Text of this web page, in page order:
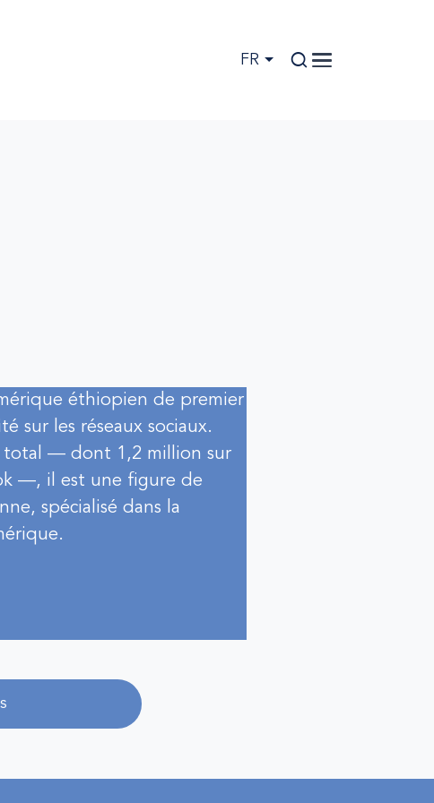
FR
éthiopien de premier
sur les réseaux sociaux.
total — dont 1,2 million sur
—, il est une figure de
spécialisé dans la